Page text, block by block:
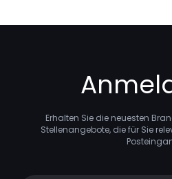
Erhalten Sie die neuesten
Stellenangebote, die für Sie